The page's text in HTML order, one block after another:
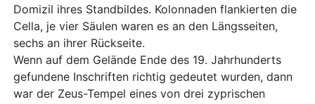
Domizil ihres Standbildes. Kolonnaden flankierten die
Cella, je vier Säulen waren es an den Längsseiten,
sechs an ihrer Rückseite.
Wenn auf dem Gelände Ende des 19. Jahrhunderts
gefundene Inschriften richtig gedeutet wurden, dann
war der Zeus-Tempel eines von drei zyprischen